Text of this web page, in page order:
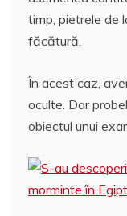
timp, pietrele de
făcătură.
În acest caz,
oculte. Dar
obiectul unui